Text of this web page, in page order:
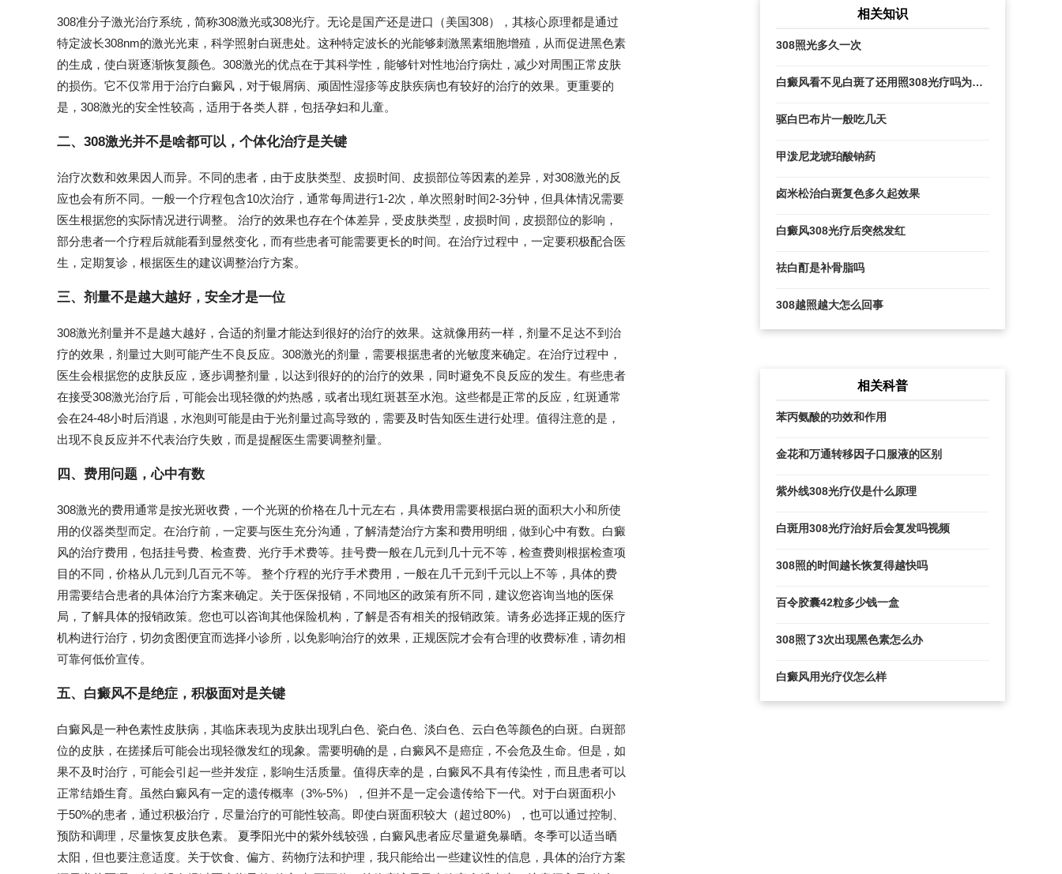
308准分子激光治疗系统，简称308激光或308光疗。无论是国产还是进口（美国308），其核心原理都是通过
特定波长308nm的激光光束，科学照射白斑患处。这种特定波长的光能够刺激黑素细胞增殖，从而促进黑色素
的生成，使白斑逐渐恢复颜色。308激光的优点在于其科学性，能够针对性地治疗病灶，减少对周围正常皮肤
的损伤。它不仅常用于治疗白癜风，对于银屑病、顽固性湿疹等皮肤疾病也有较好的治疗的效果。更重要的
是，308激光的安全性较高，适用于各类人群，包括孕妇和儿童。
二、308激光并不是啥都可以，个体化治疗是关键
治疗次数和效果因人而异。不同的患者，由于皮肤类型、皮损时间、皮损部位等因素的差异，对308激光的反
应也会有所不同。一般一个疗程包含10次治疗，通常每周进行1-2次，单次照射时间2-3分钟，但具体情况需要
医生根据您的实际情况进行调整。 治疗的效果也存在个体差异，受皮肤类型，皮损时间，皮损部位的影响，
部分患者一个疗程后就能看到显然变化，而有些患者可能需要更长的时间。在治疗过程中，一定要积极配合医
生，定期复诊，根据医生的建议调整治疗方案。
三、剂量不是越大越好，安全才是一位
308激光剂量并不是越大越好，合适的剂量才能达到很好的治疗的效果。这就像用药一样，剂量不足达不到治
疗的效果，剂量过大则可能产生不良反应。308激光的剂量，需要根据患者的光敏度来确定。在治疗过程中，
医生会根据您的皮肤反应，逐步调整剂量，以达到很好的的治疗的效果，同时避免不良反应的发生。有些患者
在接受308激光治疗后，可能会出现轻微的灼热感，或者出现红斑甚至水泡。这些都是正常的反应，红斑通常
会在24-48小时后消退，水泡则可能是由于光剂量过高导致的，需要及时告知医生进行处理。值得注意的是，
出现不良反应并不代表治疗失败，而是提醒医生需要调整剂量。
四、费用问题，心中有数
308激光的费用通常是按光斑收费，一个光斑的价格在几十元左右，具体费用需要根据白斑的面积大小和所使
用的仪器类型而定。在治疗前，一定要与医生充分沟通，了解清楚治疗方案和费用明细，做到心中有数。白癜
风的治疗费用，包括挂号费、检查费、光疗手术费等。挂号费一般在几元到几十元不等，检查费则根据检查项
目的不同，价格从几元到几百元不等。 整个疗程的光疗手术费用，一般在几千元到千元以上不等，具体的费
用需要结合患者的具体治疗方案来确定。关于医保报销，不同地区的政策有所不同，建议您咨询当地的医保
局，了解具体的报销政策。您也可以咨询其他保险机构，了解是否有相关的报销政策。请务必选择正规的医疗
机构进行治疗，切勿贪图便宜而选择小诊所，以免影响治疗的效果，正规医院才会有合理的收费标准，请勿相
可靠何低价宣传。
五、白癜风不是绝症，积极面对是关键
白癜风是一种色素性皮肤病，其临床表现为皮肤出现乳白色、瓷白色、淡白色、云白色等颜色的白斑。白斑部
位的皮肤，在搓揉后可能会出现轻微发红的现象。需要明确的是，白癜风不是癌症，不会危及生命。但是，如
果不及时治疗，可能会引起一些并发症，影响生活质量。值得庆幸的是，白癜风不具有传染性，而且患者可以
正常结婚生育。虽然白癜风有一定的遗传概率（3%-5%），但并不是一定会遗传给下一代。对于白斑面积小
于50%的患者，通过积极治疗，尽量治疗的可能性较高。即使白斑面积较大（超过80%），也可以通过控制、
预防和调理，尽量恢复皮肤色素。 夏季阳光中的紫外线较强，白癜风患者应尽量避免暴晒。冬季可以适当晒
太阳，但也要注意适度。关于饮食、偏方、药物疗法和护理，我只能给出一些建议性的信息，具体的治疗方案
相关知识
308照光多久一次
白癜风看不见白斑了还用照308光疗吗为什
驱白巴布片一般吃几天
甲泼尼龙琥珀酸钠药
卤米松治白斑复色多久起效果
白癜风308光疗后突然发红
祛白酊是补骨脂吗
308越照越大怎么回事
相关科普
苯丙氨酸的功效和作用
金花和万通转移因子口服液的区别
紫外线308光疗仪是什么原理
白斑用308光疗治好后会复发吗视频
308照的时间越长恢复得越快吗
百令胶囊42粒多少钱一盒
308照了3次出现黑色素怎么办
白癜风用光疗仪怎么样